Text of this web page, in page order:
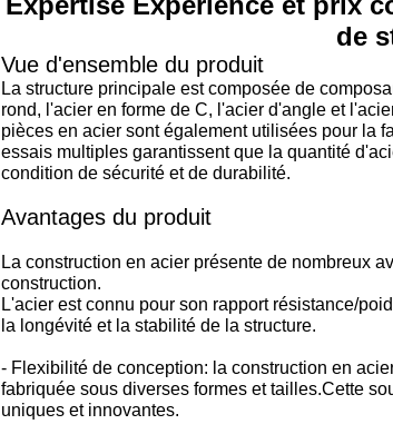
de
Vue d'ensemble du produit
La structure principale est composée de
rond, l'acier en forme de C, l'acier d'angle et
pièces en acier sont également utilisées pour la
essais multiples garantissent que la quantité
condition de sécurité et de durabilité.
Avantages du produit
La construction en acier présente de nombreux
construction.
L'acier est connu pour son rapport résistance/
la longévité et la stabilité de la structure.
- Flexibilité de conception: la construction en
fabriquée sous diverses formes et tailles.Cette
uniques et innovantes.